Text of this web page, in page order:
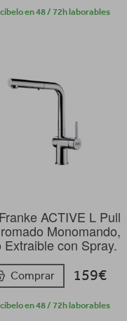
en 48 / 72h laborables
ACTIVE L Pull
Monomando,
Extraible con Spray.
Comprar 159€
en 48 / 72h laborables